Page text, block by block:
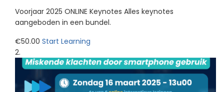
Voorjaar 2025 ONLINE Keynotes Alles keynotes
aangeboden in een bundel.
€50.00 Start Learning